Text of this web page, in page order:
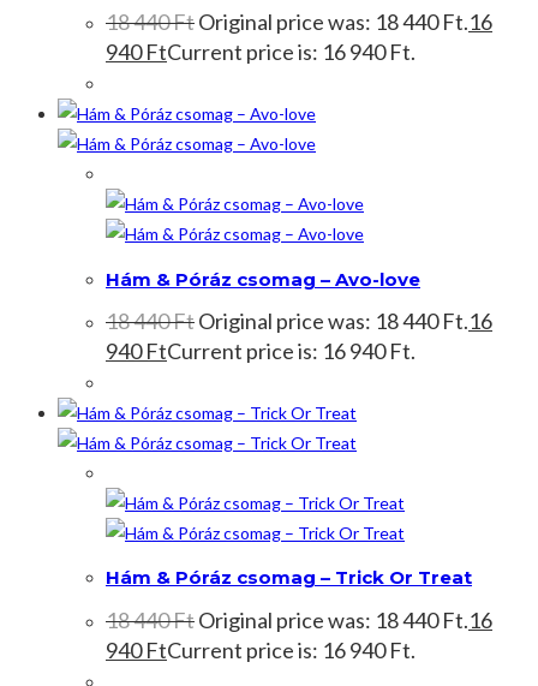
18 440FtOriginal price was: 18 440 Ft.16
940FtCurrent price is: 16 940 Ft.
Hám & Póráz csomag – Avo-love
18 440FtOriginal price was: 18 440 Ft.16
940FtCurrent price is: 16 940 Ft.
Hám & Póráz csomag – Trick Or Treat
18 440FtOriginal price was: 18 440 Ft.16
940FtCurrent price is: 16 940 Ft.